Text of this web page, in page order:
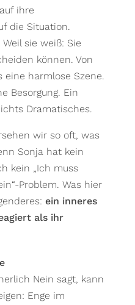
ihre
die Situation.
sie weiß: Sie
können. Von
harmlose Szene.
Besorgung. Ein
Dramatisches.
wir so oft, was
Sonja hat kein
kein „Ich muss
Problem. Was hier
ein inneres
als ihr
Nein sagt, kann
Enge im